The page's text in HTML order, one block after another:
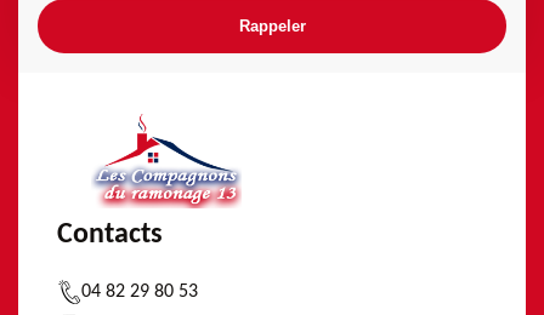
Contacts
04 82 29 80 53